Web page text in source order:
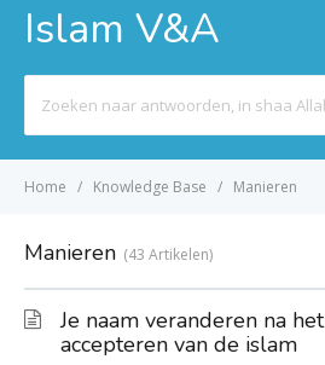
Islam V&A
For
Home Knowledge Base Manieren
Manieren 43 Artikelen
Je naam veranderen na het
accepteren van de islam